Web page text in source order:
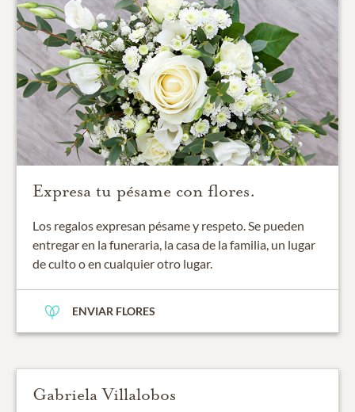
Expresa tu pésame con flores.
Los regalos expresan pésame y respeto. Se pueden
entregar en la funeraria, la casa de la familia, un lugar
de culto o en cualquier otro lugar.
ENVIAR FLORES
Gabriela Villalobos